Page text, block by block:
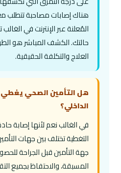
هناك إصابات مصاحبة تتطلب
المُعلنة عبر الإنترنت في
حالتك. الكشف المباشر هو
العلاج والتكلفة الحقيقية.
هل التأمين الصحي يغطي
الداخلي؟
في الغالب نعم لأنها إصابة
التغطية تختلف بين جهات
جهة التأمين قبل الجراحة
المسبقة، والاحتفاظ بجميع